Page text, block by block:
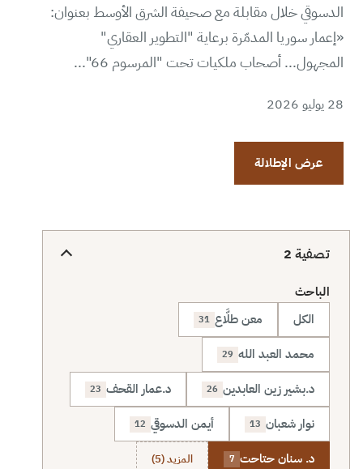
الدسوقي خلال مقابلة مع صحيفة الشرق الأوسط بعنوان:
«إعمار سوريا المدمّرة برعاية "التطوير العقاري"
المجهول... أصحاب ملكيات تحت "المرسوم 66"...
28 يوليو 2026
عرض الإطلالة
تصفية 2
الباحث
الكل
معن طلَّاع 31
محمد العبد الله 29
د.بشير زين العابدين 26 د.عمار القحف 23
نوار شعبان 13 أيمن الدسوقي 12
د. سنان حتاحت 7 المزيد (5)